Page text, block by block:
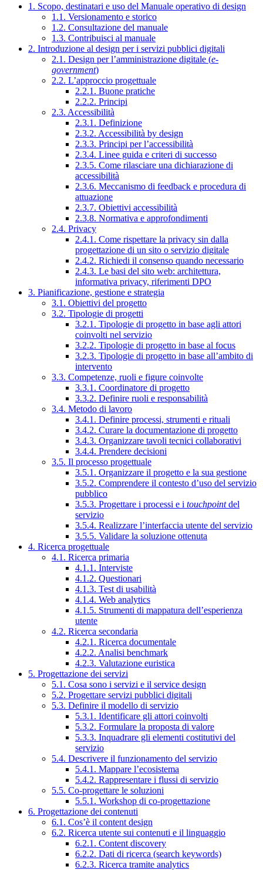
1. Scopo, destinatari e uso del Manuale operativo di design
1.1. Versionamento e storico
1.2. Consultazione del manuale
1.3. Contribuisci al manuale
2. Introduzione al design per i servizi pubblici digitali
2.1. Design per l’amministrazione digitale (e-
government)
2.2. L’approccio progettuale
2.2.1. Buone pratiche
2.2.2. Principi
2.3. Accessibilità
2.3.1. Definizione
2.3.2. Accessibilità by design
2.3.3. Principi per l’accessibilità
2.3.4. Linee guida e criteri di successo
2.3.5. Come rilasciare una dichiarazione di
accessibilità
2.3.6. Meccanismo di feedback e procedura di
attuazione
2.3.7. Obiettivi accessibilità
2.3.8. Normativa e approfondimenti
2.4. Privacy
2.4.1. Come rispettare la privacy sin dalla
progettazione di un sito o servizio digitale
2.4.2. Richiedi il consenso quando necessario
2.4.3. Le basi del sito web: architettura,
informativa privacy, riferimenti DPO
3. Pianificazione, gestione e strategia
3.1. Obiettivi del progetto
3.2. Tipologie di progetti
3.2.1. Tipologie di progetto in base agli attori
coinvolti nel servizio
3.2.2. Tipologie di progetto in base al focus
3.2.3. Tipologie di progetto in base all’ambito di
intervento
3.3. Competenze, ruoli e figure coinvolte
3.3.1. Coordinatore di progetto
3.3.2. Definire ruoli e responsabilità
3.4. Metodo di lavoro
3.4.1. Definire processi, strumenti e rituali
3.4.2. Curare la documentazione di progetto
3.4.3. Organizzare tavoli tecnici collaborativi
3.4.4. Prendere decisioni
3.5. Il processo progettuale
3.5.1. Organizzare il progetto e la sua gestione
3.5.2. Comprendere il contesto d’uso del servizio
pubblico
3.5.3. Progettare i processi e i touchpointdel
servizio
3.5.4. Realizzare l’interfaccia utente del servizio
3.5.5. Validare la soluzione ottenuta
4. Ricerca progettuale
4.1. Ricerca primaria
4.1.1. Interviste
4.1.2. Questionari
4.1.3. Test di usabilità
4.1.4. Web analytics
4.1.5. Strumenti di mappatura dell’esperienza
utente
4.2. Ricerca secondaria
4.2.1. Ricerca documentale
4.2.2. Analisi benchmark
4.2.3. Valutazione euristica
5. Progettazione dei servizi
5.1. Cosa sono i servizi e il service design
5.2. Progettare servizi pubblici digitali
5.3. Definire il modello di servizio
5.3.1. Identificare gli attori coinvolti
5.3.2. Formulare la proposta di valore
5.3.3. Inquadrare gli elementi costitutivi del
servizio
5.4. Descrivere il funzionamento del servizio
5.4.1. Mappare l’ecosistema
5.4.2. Rappresentare i flussi di servizio
5.5. Co-progettare le soluzioni
5.5.1. Workshop di co-progettazione
6. Progettazione dei contenuti
6.1. Cos’è il content design
6.2. Ricerca utente sui contenuti e il linguaggio
6.2.1. Content discovery
6.2.2. Dati di ricerca (search keywords)
6.2.3. Ricerca tramite analytics